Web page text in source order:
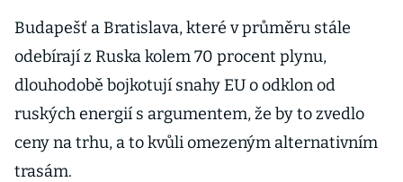
Budapešť a Bratislava, které v průměru stále
odebírají z Ruska kolem 70 procent plynu,
dlouhodobě bojkotují snahy EU o odklon od
ruských energií s argumentem, že by to zvedlo
ceny na trhu, a to kvůli omezeným alternativním
trasám.